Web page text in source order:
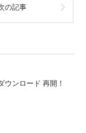
の記事
ンロード 再開！